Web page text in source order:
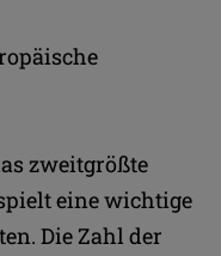
zweitgrößte
eine wichtige
Die Zahl der